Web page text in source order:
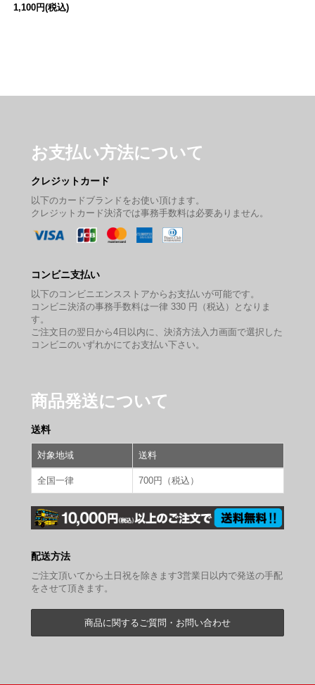
1,100円(税込)
お支払い方法について
クレジットカード
以下のカードブランドをお使い頂けます。
クレジットカード決済では事務手数料は必要ありません。
コンビニ支払い
以下のコンビニエンスストアからお支払いが可能です。
コンビニ決済の事務手数料は一律 330 円（税込）となりま
す。
ご注文日の翌日から4日以内に、決済方法入力画面で選択した
コンビニのいずれかにてお支払い下さい。
商品発送について
送料
対象地域 送料
全国一律 700円（税込）
配送方法
ご注文頂いてから土日祝を除きます3営業日以内で発送の手配
をさせて頂きます。
商品に関するご質問・お問い合わせ